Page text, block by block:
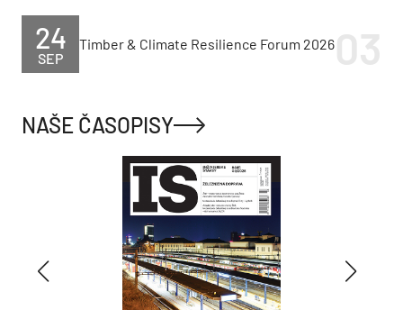
SEP
24 Timber & Climate Resilience Forum 2026
NAŠE ČASOPISY